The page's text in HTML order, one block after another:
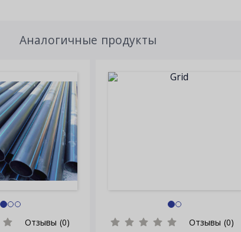
Аналогичные продукты
Отзывы (0)
Отзывы (0)